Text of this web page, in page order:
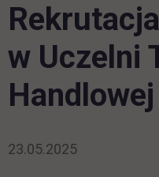
w Uczelni
23.05.2025